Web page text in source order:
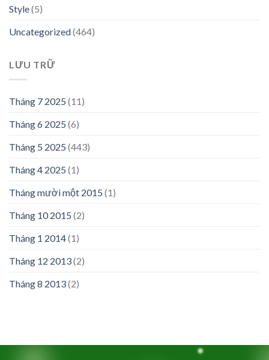
Style(5)
Uncategorized(464)
LƯU TRỮ
Tháng 7 2025 (11)
Tháng 6 2025 (6)
Tháng 5 2025 (443)
Tháng 4 2025 (1)
Tháng mười một 2015 (1)
Tháng 10 2015 (2)
Tháng 1 2014(1)
Tháng 12 2013(2)
Tháng 8 2013(2)